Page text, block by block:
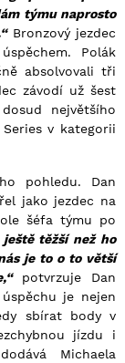
týmu naprosto
Bronzový jezdec
Polák
absolvovali tři
závodí už šest
největšího
v kategorii
pohledu. Dan
jako jezdec na
šéfa týmu po
těžší než ho
je to o to větší
potvrzuje Dan
je nejen
sbírat body v
jízdu i
Michaela